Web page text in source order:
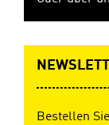
Bestellen